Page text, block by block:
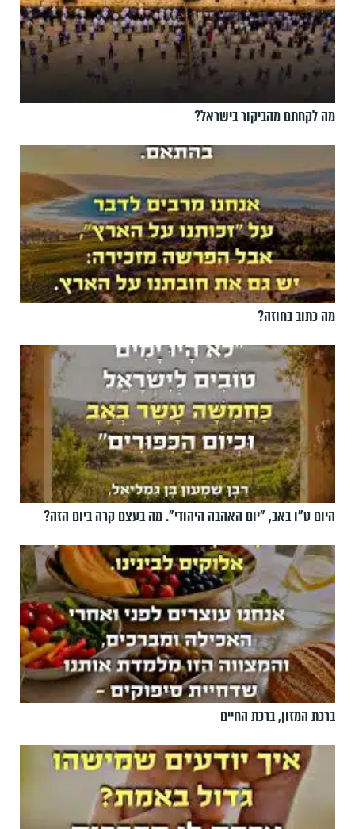
מה לקחתם מהביקור בישראל?
מה כתוב בחוזה?
היום ט"ו באב, ”יום האהבה היהודי". מה בעצם קרה ביום הזה?
ברכת המזון, ברכת החיים